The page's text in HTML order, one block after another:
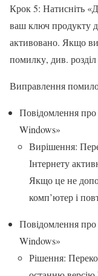
Крок 5: Натисніть
ваш ключ продукту
активовано. Якщо
помилку, див.
Виправлення
Повідомлення
Windows»
Вирішення:
Інтернету
Якщо це не
комп’ютер і
Повідомлення
Windows»
Рішення: